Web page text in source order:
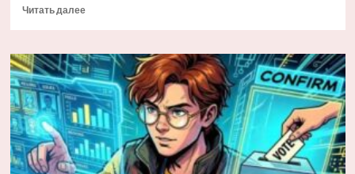
Читать далееПрочитать
Мэтт
Хоуган
о
трансформации
спроса
на
Bitcoin